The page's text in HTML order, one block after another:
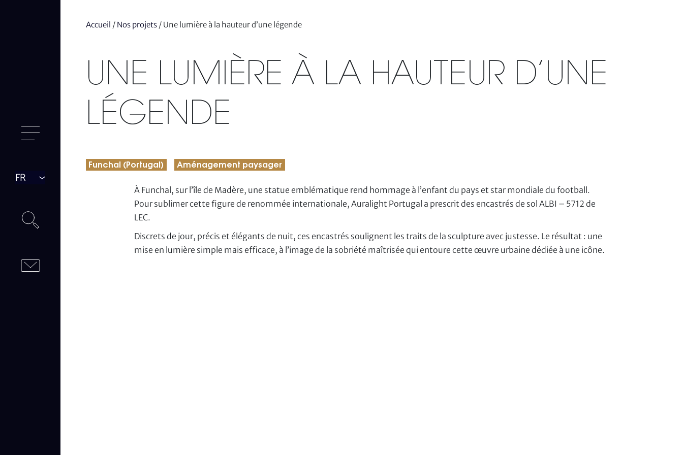
Langue
Accueil / Nos projets / Une lumière à la hauteur d’une légende
UNE LUMIÈRE À LA HAUTEUR D’UNE
LÉGENDE
Funchal (Portugal) Aménagement paysager
À Funchal, sur l’île de Madère, une statue emblématique rend hommage à l’enfant du pays et star mondiale du football.
Pour sublimer cette figure de renommée internationale, Auralight Portugal a prescrit des encastrés de sol ALBI – 5712 de
LEC.
Discrets de jour, précis et élégants de nuit, ces encastrés soulignent les traits de la sculpture avec justesse. Le résultat : une
mise en lumière simple mais efficace, à l’image de la sobriété maîtrisée qui entoure cette œuvre urbaine dédiée à une icône.